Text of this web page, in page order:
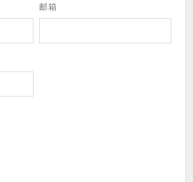
邮箱